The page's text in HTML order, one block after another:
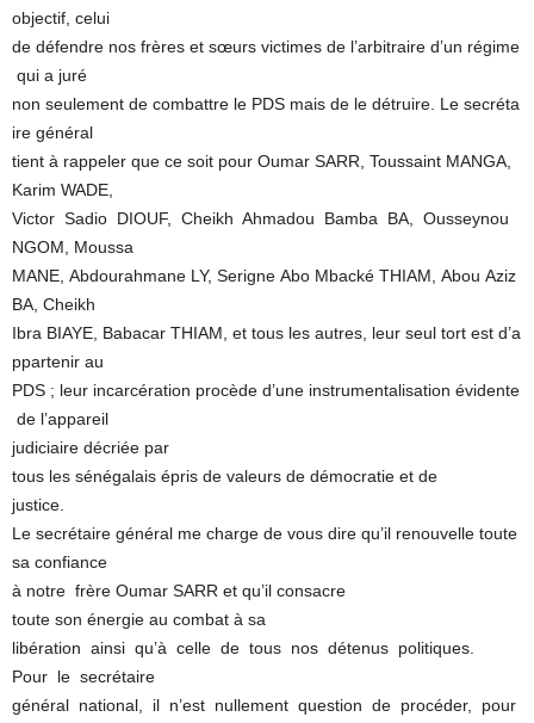
objectif, celui
de défendre nos frères et sœurs victimes de l’arbitraire d’un régime
qui a juré
non seulement de combattre le PDS mais de le détruire. Le secréta
ire général
tient à rappeler que ce soit pour Oumar SARR, Toussaint MANGA,
Karim WADE,
Victor Sadio DIOUF, Cheikh Ahmadou Bamba BA, Ousseynou
NGOM, Moussa
MANE, Abdourahmane LY, Serigne Abo Mbacké THIAM, Abou Aziz
BA, Cheikh
Ibra BIAYE, Babacar THIAM, et tous les autres, leur seul tort est d’a
ppartenir au
PDS ; leur incarcération procède d’une instrumentalisation évidente
de l’appareil
judiciaire décriée par
tous les sénégalais épris de valeurs de démocratie et de
justice.
Le secrétaire général me charge de vous dire qu’il renouvelle toute
sa confiance
à notre frère Oumar SARR et qu’il consacre
toute son énergie au combat à sa
libération ainsi qu’à celle de tous nos détenus politiques.
Pour le secrétaire
général national, il n’est nullement question de procéder, pour